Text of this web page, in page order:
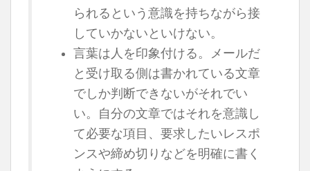
られるという意識を持ちながら接
していかないといけない。
言葉は人を印象付ける。メールだ
と受け取る側は書かれている文章
でしか判断できないがそれでい
い。自分の文章ではそれを意識し
て必要な項目、要求したいレスポ
ンスや締め切りなどを明確に書く